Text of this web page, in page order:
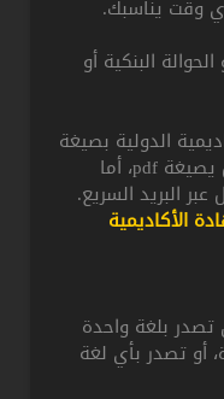
وقت يناسبك.
البنكية أو
الدولية بصيغة
pdf، وشهادات CPD العالمية ترسل يصيغة pdf، أما
البريد السريع.
الأكاديمية
تصدر بلغة واحدة
أو تصدر بأي لغة